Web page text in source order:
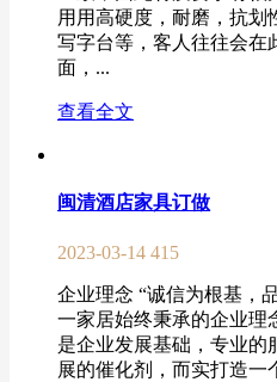
用用高硬度，耐磨，抗划
写字台等，客人往往会在
面，...
查看全文
闽清酒店家具订做
2023-03-14 415
企业理念 “诚信为根基，
一家居始终秉承的企业理
是企业发展基础，专业的
展的催化剂，而实打造一